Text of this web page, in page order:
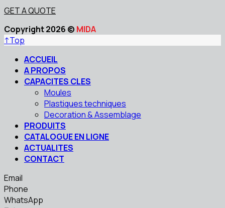
GET A QUOTE
Copyright 2026 © MIDA
↑Top
ACCUEIL
A PROPOS
CAPACITES CLES
Moules
Plastiques techniques
Decoration & Assemblage
PRODUITS
CATALOGUE EN LIGNE
ACTUALITES
CONTACT
Email
Phone
WhatsApp